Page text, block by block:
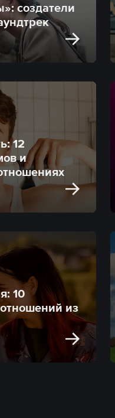
создатели
12
и
10
из